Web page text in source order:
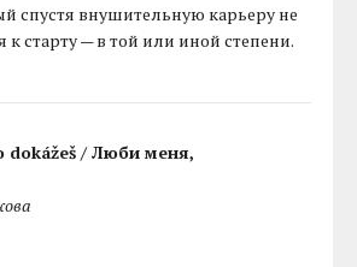
спустя внушительную карьеру не
к старту — в той или иной степени.
dokážeš / Люби меня,